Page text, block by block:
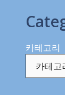
카테고리